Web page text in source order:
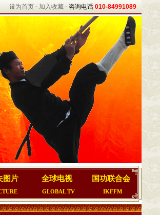
设为首页 - 加入收藏 - 咨询电话 010-84991089
图片 全球电视
GLOBAL TV
国功联合会
IKFFM